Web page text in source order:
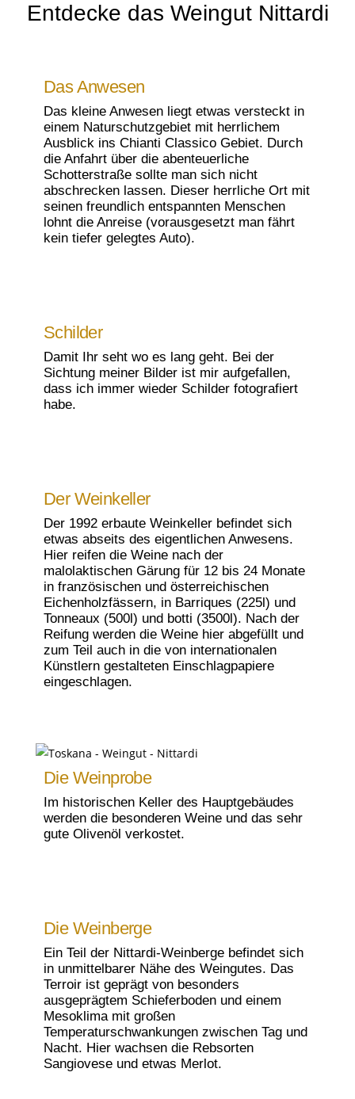
Entdecke das Weingut Nittardi
Das Anwesen
Das kleine Anwesen liegt etwas versteckt in
einem Naturschutzgebiet mit herrlichem
Ausblick ins Chianti Classico Gebiet. Durch
die Anfahrt über die abenteuerliche
Schotterstraße sollte man sich nicht
abschrecken lassen. Dieser herrliche Ort mit
seinen freundlich entspannten Menschen
lohnt die Anreise (vorausgesetzt man fährt
kein tiefer gelegtes Auto).
Schilder
Damit Ihr seht wo es lang geht. Bei der
Sichtung meiner Bilder ist mir aufgefallen,
dass ich immer wieder Schilder fotografiert
habe.
Der Weinkeller
Der 1992 erbaute Weinkeller befindet sich
etwas abseits des eigentlichen Anwesens.
Hier reifen die Weine nach der
malolaktischen Gärung für 12 bis 24 Monate
in französischen und österreichischen
Eichenholzfässern, in Barriques (225l) und
Tonneaux (500l) und botti (3500l). Nach der
Reifung werden die Weine hier abgefüllt und
zum Teil auch in die von internationalen
Künstlern gestalteten Einschlagpapiere
eingeschlagen.
Die Weinprobe
Im historischen Keller des Hauptgebäudes
werden die besonderen Weine und das sehr
gute Olivenöl verkostet.
Die Weinberge
Ein Teil der Nittardi-Weinberge befindet sich
in unmittelbarer Nähe des Weingutes. Das
Terroir ist geprägt von besonders
ausgeprägtem Schieferboden und einem
Mesoklima mit großen
Temperaturschwankungen zwischen Tag und
Nacht. Hier wachsen die Rebsorten
Sangiovese und etwas Merlot.